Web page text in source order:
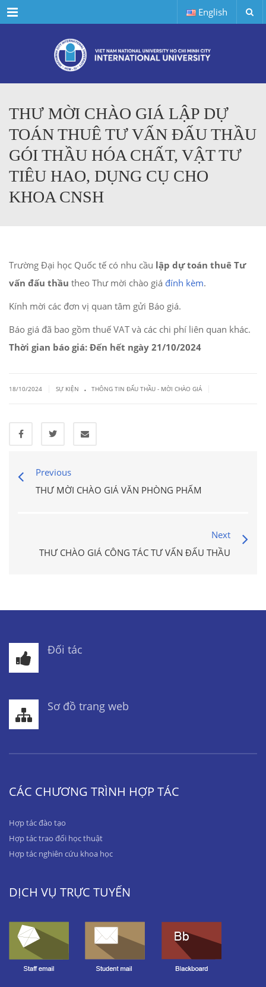
Menu English
THƯ MỜI CHÀO GIÁ LẬP DỰ
TOÁN THUÊ TƯ VẤN ĐẤU THẦU
GÓI THẦU HÓA CHẤT, VẬT TƯ
TIÊU HAO, DỤNG CỤ CHO
KHOA CNSH
Trường Đại học Quốc tế có nhu cầu lập dự toán thuê Tư
vấn đấu thầu theo Thư mời chào giá đính kèm.
Kính mời các đơn vị quan tâm gửi Báo giá.
Báo giá đã bao gồm thuế VAT và các chi phí liên quan khác.
Thời gian báo giá: Đến hết ngày 21/10/2024
18/10/2024 SỰ KIỆN . THÔNG TIN ĐẤU THẦU - MỜI CHÀO GIÁ
Previous
THƯ MỜI CHÀO GIÁ VĂN PHÒNG PHẨM
Next
THƯ CHÀO GIÁ CÔNG TÁC TƯ VẤN ĐẤU THẦU
Đối tác
Sơ đồ trang web
CÁC CHƯƠNG TRÌNH HỢP TÁC
Hợp tác đào tạo
Hợp tác trao đổi học thuật
Hợp tác nghiên cứu khoa học
DỊCH VỤ TRỰC TUYẾN